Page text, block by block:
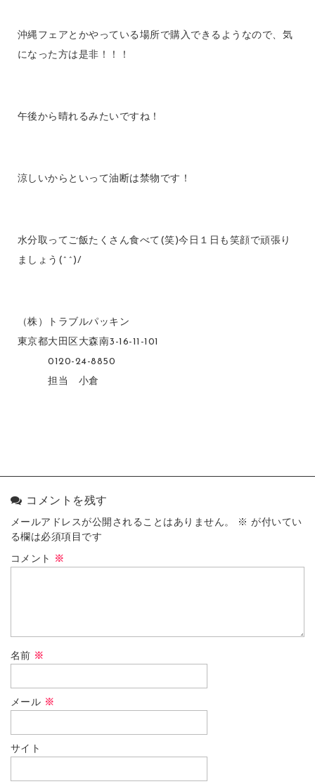
沖縄フェアとかやっている場所で購入できるようなので、気
になった方は是非！！！
午後から晴れるみたいですね！
涼しいからといって油断は禁物です！
水分取ってご飯たくさん食べて(笑)今日１日も笑顔で頑張り
ましょう(^^)/
（株）トラブルパッキン
東京都大田区大森南3-16-11-101
0120-24-8850
担当 小倉
コメントを残す
メールアドレスが公開されることはありません。 ※ が付いてい
る欄は必須項目です
コメント ※
名前 ※
メール ※
サイト